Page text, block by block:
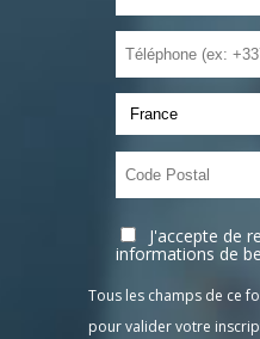
J'accepte de
informations de
Tous les champs de ce
pour valider votre